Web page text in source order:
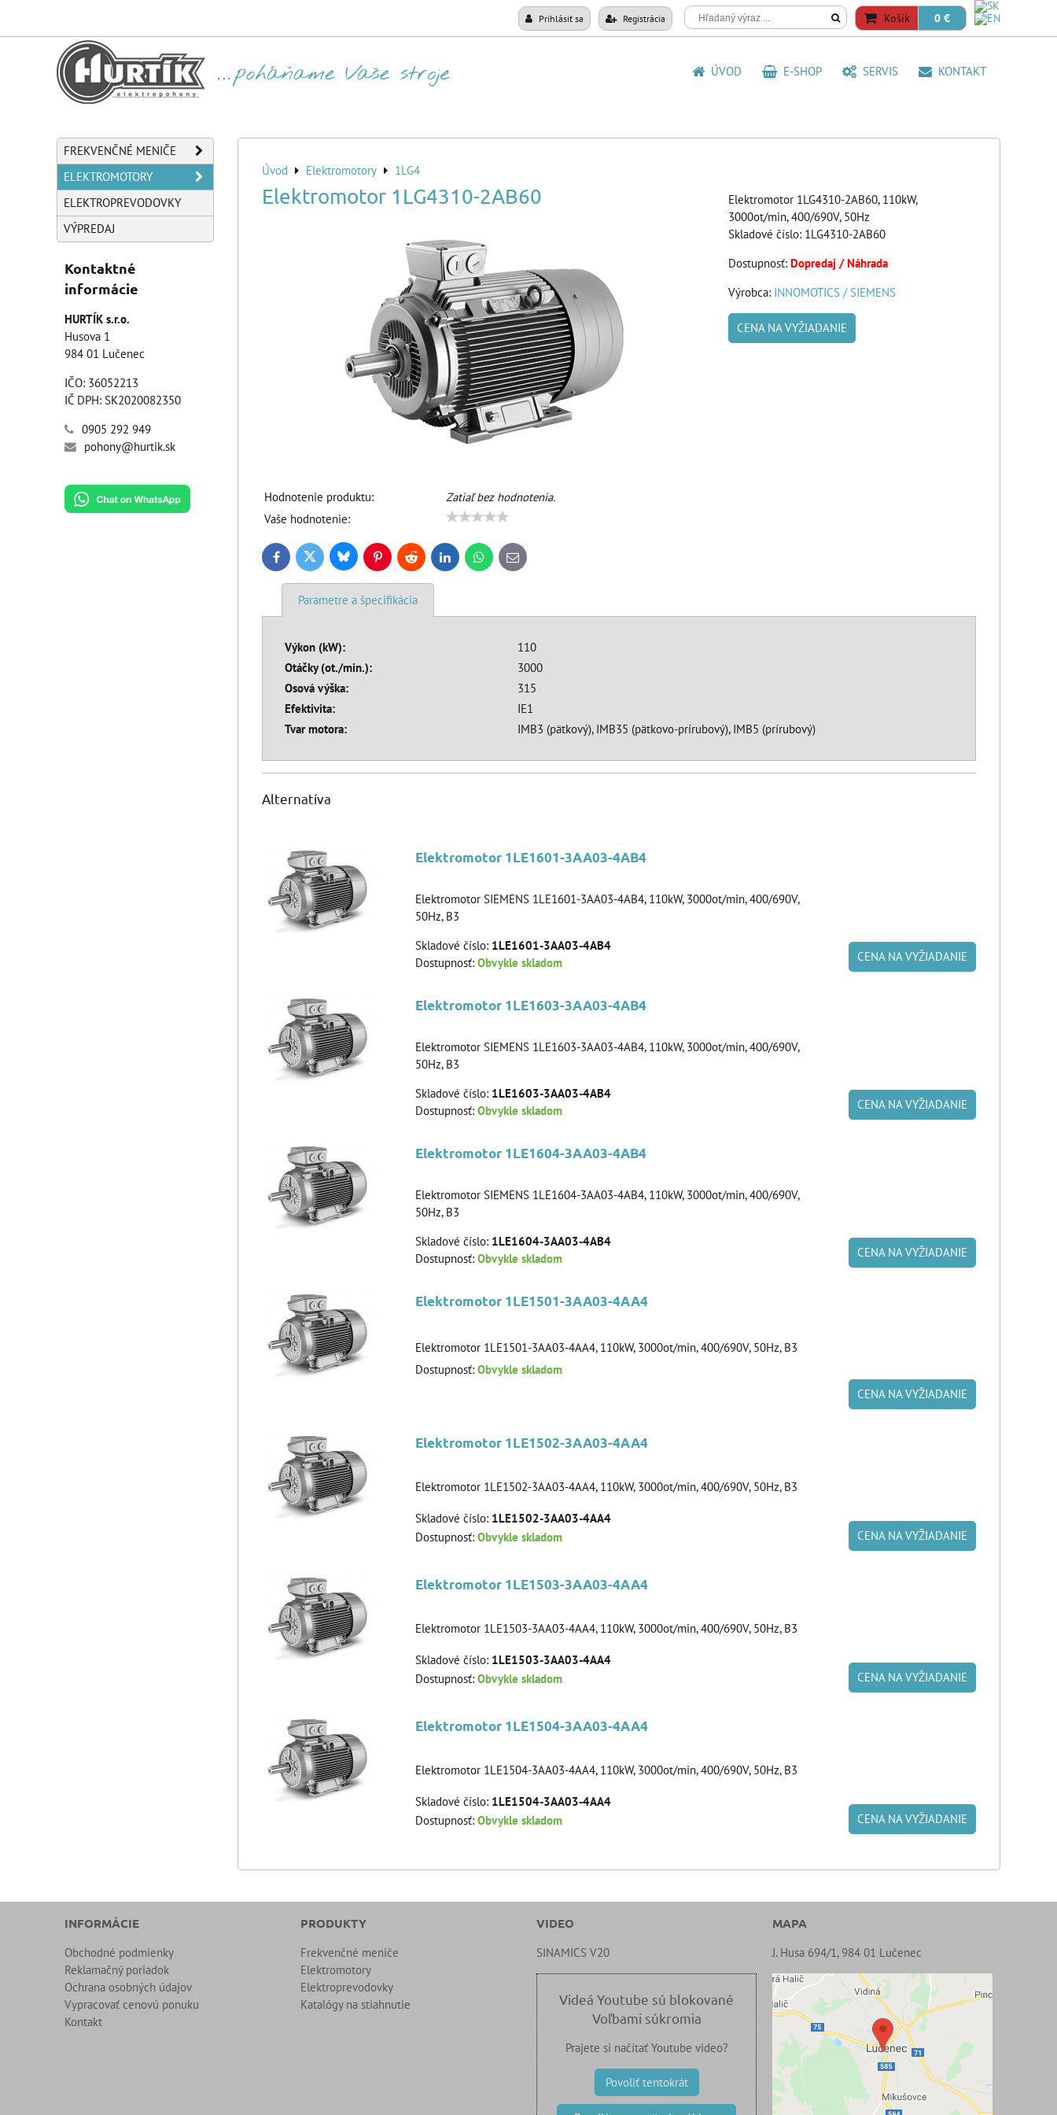
Prihlásiť sa Registrácia Košík 0 €
ÚVOD E-SHOP SERVIS KONTAKT
Úvod Elektromotory 1LG4
Elektromotor 1LG4310-2AB60
Hodnotenie produktu:
Zatiaľ bez hodnotenia.
Vaše hodnotenie:
Elektromotor 1LG4310-2AB60, 110kW,
3000ot/min, 400/690V, 50Hz
Skladové číslo: 1LG4310-2AB60
Dostupnosť: Dopredaj / Náhrada
Výrobca: INNOMOTICS / SIEMENS
CENA NA VYŽIADANIE
FacebookTwitter BlueskyPinterestReddit LinkedInWhatsApp
E-
mail
Parametre a špecifikácia
Výkon (kW):
110
Otáčky (ot./min.):
3000
Osová výška:
315
Efektivita:
IE1
Tvar motora:
IMB3 (pätkový), IMB35 (pätkovo-prírubový), IMB5 (prírubový)
Alternatíva
Elektromotor 1LE1601-3AA03-4AB4
Elektromotor SIEMENS 1LE1601-3AA03-4AB4, 110kW, 3000ot/min, 400/690V,
50Hz, B3
Skladové číslo: 1LE1601-3AA03-4AB4
Dostupnosť: Obvykle skladom CENA NA VYŽIADANIE
Elektromotor 1LE1603-3AA03-4AB4
Elektromotor SIEMENS 1LE1603-3AA03-4AB4, 110kW, 3000ot/min, 400/690V,
50Hz, B3
Skladové číslo: 1LE1603-3AA03-4AB4
Dostupnosť: Obvykle skladom CENA NA VYŽIADANIE
Elektromotor 1LE1604-3AA03-4AB4
Elektromotor SIEMENS 1LE1604-3AA03-4AB4, 110kW, 3000ot/min, 400/690V,
50Hz, B3
Skladové číslo: 1LE1604-3AA03-4AB4
Dostupnosť: Obvykle skladom CENA NA VYŽIADANIE
Elektromotor 1LE1501-3AA03-4AA4
Elektromotor 1LE1501-3AA03-4AA4, 110kW, 3000ot/min, 400/690V, 50Hz, B3
Dostupnosť: Obvykle skladom
CENA NA VYŽIADANIE
Elektromotor 1LE1502-3AA03-4AA4
Elektromotor 1LE1502-3AA03-4AA4, 110kW, 3000ot/min, 400/690V, 50Hz, B3
Skladové číslo: 1LE1502-3AA03-4AA4
Dostupnosť: Obvykle skladom CENA NA VYŽIADANIE
Elektromotor 1LE1503-3AA03-4AA4
Elektromotor 1LE1503-3AA03-4AA4, 110kW, 3000ot/min, 400/690V, 50Hz, B3
Skladové číslo: 1LE1503-3AA03-4AA4
Dostupnosť: Obvykle skladom CENA NA VYŽIADANIE
Elektromotor 1LE1504-3AA03-4AA4
Elektromotor 1LE1504-3AA03-4AA4, 110kW, 3000ot/min, 400/690V, 50Hz, B3
Skladové číslo: 1LE1504-3AA03-4AA4
Dostupnosť: Obvykle skladom CENA NA VYŽIADANIE
FREKVENČNÉ MENIČE
ELEKTROMOTORY
ELEKTROPREVODOVKY
VÝPREDAJ
Kontaktné
informácie
HURTÍK s.r.o.
Husova 1
984 01 Lučenec
IČO: 36052213
IČ DPH: SK2020082350
0905 292 949
pohony@hurtik.sk
INFORMÁCIE
Obchodné podmienky
Reklamačný poriadok
Ochrana osobných údajov
Vypracovať cenovú ponuku
Kontakt
PRODUKTY
Frekvenčné meniče
Elektromotory
Elektroprevodovky
Katalógy na stiahnutie
VIDEO
SINAMICS V20
Videá Youtube sú blokované
Voľbami súkromia
Prajete si načítať Youtube video?
Povoliť tentokrát
MAPA
J. Husa 694/1, 984 01 Lučenec